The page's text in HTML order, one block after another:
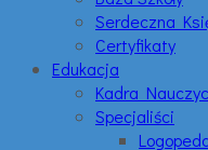
Serdeczna
Certyfikaty
Edukacja
Kadra
Specjaliści